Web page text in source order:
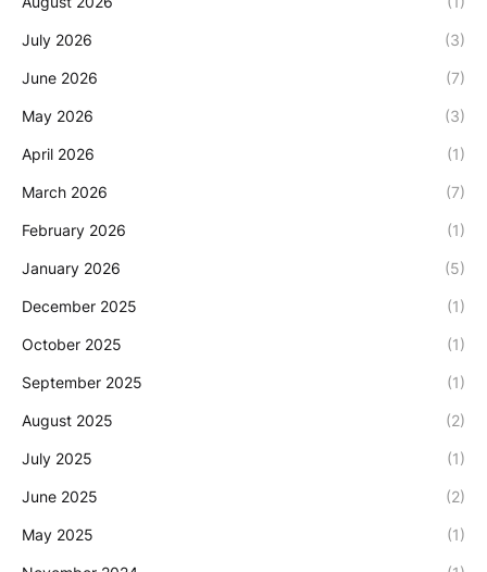
July 2026 (3)
June 2026 (7)
May 2026 (3)
April 2026 (1)
March 2026 (7)
February 2026 (1)
January 2026 (5)
December 2025 (1)
October 2025 (1)
September 2025 (1)
August 2025 (2)
July 2025 (1)
June 2025 (2)
May 2025 (1)